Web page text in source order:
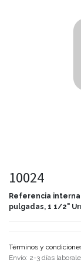
10024
Referencia interna
pulgadas, 1 1/2"
Términos y
Envío: 2-3 días